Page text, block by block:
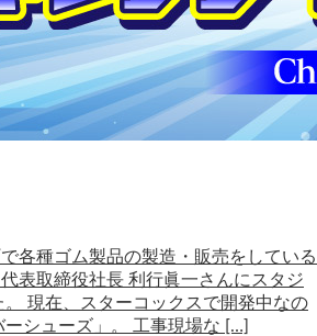
各種ゴム製品の製造・販売をしている
表取締役社長 利行眞一さんにスタジ
現在、スターコックスで開発中なの
シューズ」。 工事現場な […]